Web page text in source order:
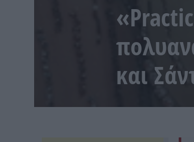
και